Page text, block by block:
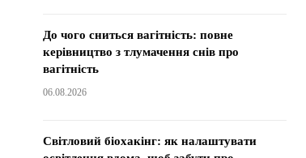
До чого сниться вагітність: повне
керівництво з тлумачення снів про
вагітність
06.08.2026
Світловий біохакінг: як налаштувати